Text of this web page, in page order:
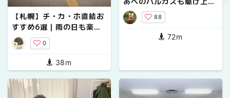
【札幌】チ・カ・ホ直結お
すすめ6選｜雨の日も楽し
めるグルメ・ショップ・休
憩スポット
0
38m
る!!
88
72m